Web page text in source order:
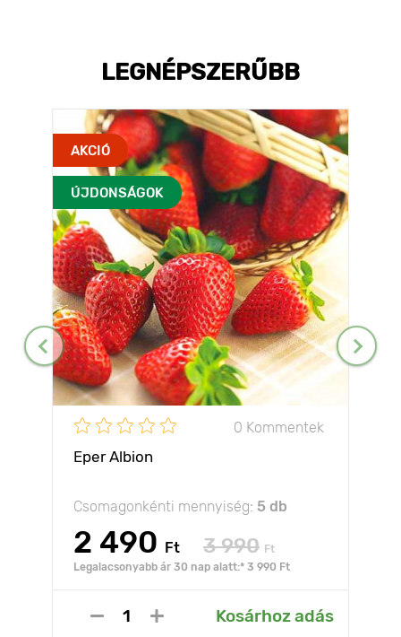
LEGNÉPSZERŰBB
AKCIÓ
ÚJDONSÁGOK
0 Kommentek
Eper Albion
Csomagonkénti mennyiség: 5 db
2 490 Ft 3 990 Ft
Legalacsonyabb ár 30 nap alatt:* 3 990 Ft
Kosárhoz adás